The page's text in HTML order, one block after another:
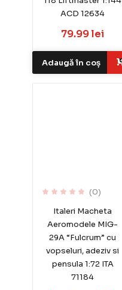
ACD 12634
79.99 lei
Adaugă în coș
(0)
Italeri Macheta
Aeromodele MIG-
29A “Fulcrum” cu
vopseluri, adeziv si
pensula 1:72 ITA
71184